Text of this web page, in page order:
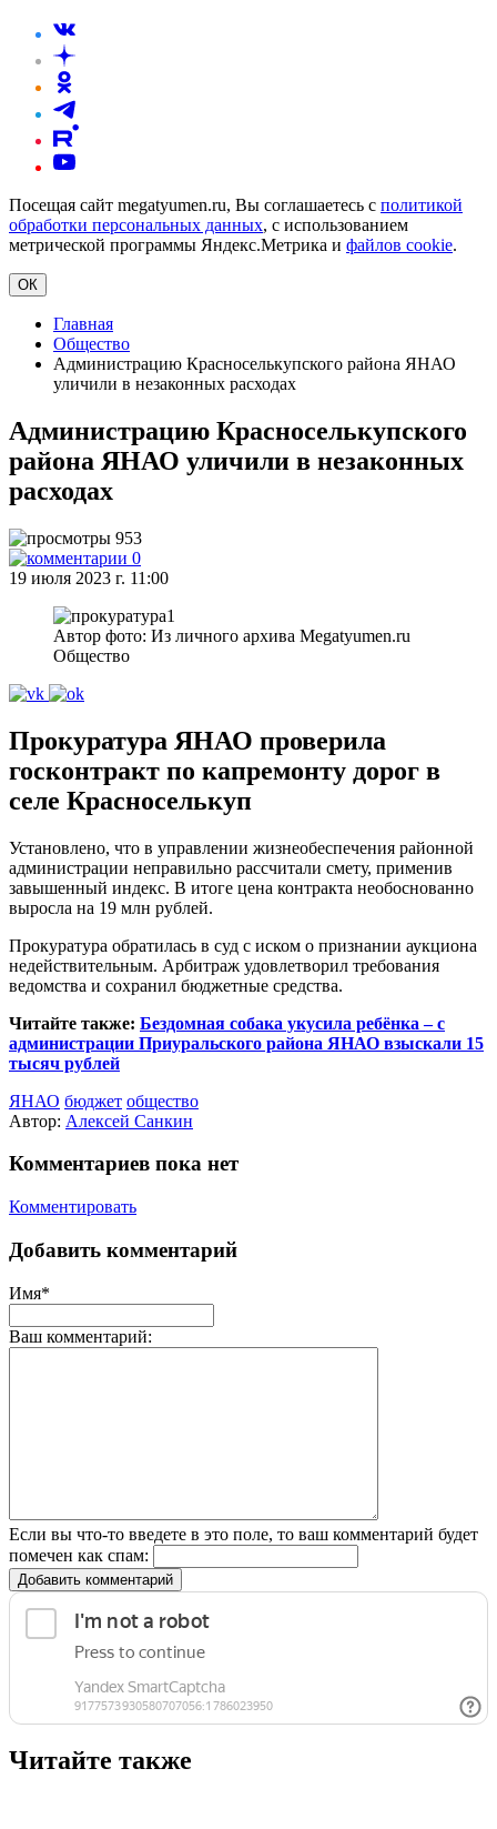
Посещая сайт megatyumen.ru, Вы соглашаетесь с политикой
обработки персональных данных, с использованием
метрической программы Яндекс.Метрика и файлов cookie.
ОК
Главная
Общество
Администрацию Красноселькупского района ЯНАО
уличили в незаконных расходах
Администрацию Красноселькупского
района ЯНАО уличили в незаконных
расходах
953
0
19 июля 2023 г. 11:00
Автор фото: Из личного архива Megatyumen.ru
Общество
Прокуратура ЯНАО проверила
госконтракт по капремонту дорог в
селе Красноселькуп
Установлено, что в управлении жизнеобеспечения районной
администрации неправильно рассчитали смету, применив
завышенный индекс. В итоге цена контракта необоснованно
выросла на 19 млн рублей.
Прокуратура обратилась в суд с иском о признании аукциона
недействительным. Арбитраж удовлетворил требования
ведомства и сохранил бюджетные средства.
Читайте также: Бездомная собака укусила ребёнка – с
администрации Приуральского района ЯНАО взыскали 15
тысяч рублей
ЯНАО бюджет общество
Автор: Алексей Санкин
Комментариев пока нет
Комментировать
Добавить комментарий
Имя*
Ваш комментарий:
Если вы что-то введете в это поле, то ваш комментарий будет
помечен как спам:
Добавить комментарий
Читайте также